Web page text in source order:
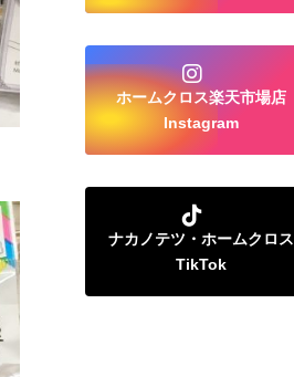
ホームクロス楽天市場店
Instagram
ナカノテツ・ホームクロス
TikTok